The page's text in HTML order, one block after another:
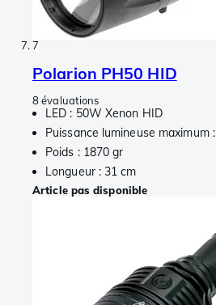
7
Polarion PH50 HID
8 évaluations
LED : 50W Xenon HID
Puissance lumineuse maximum
Poids : 1870 gr
Longueur : 31 cm
Article pas disponible